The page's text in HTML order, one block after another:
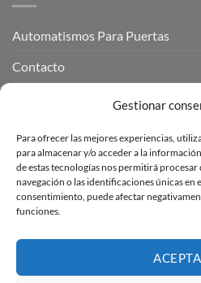
Gestionar
Para ofrecer las mejores experiencias,
para almacenar y/o acceder a la
de estas tecnologías nos permitirá
navegación o las identificaciones únicas en
consentimiento, puede afectar
funciones.
Automatismos Para Puertas
Contacto
INFORMACIÓN LEGAL
Aviso Legal